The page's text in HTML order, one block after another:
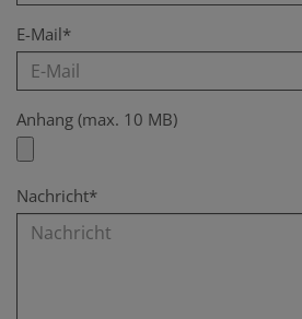
E-Mail*
Anhang (max. 10 MB)
Nachricht*